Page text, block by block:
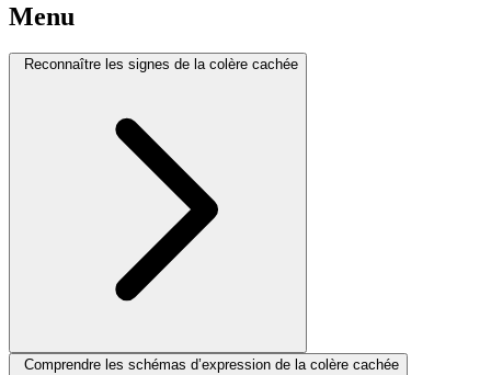
Menu
Reconnaître les signes de la colère cachée
Comprendre les schémas d’expression de la colère cachée